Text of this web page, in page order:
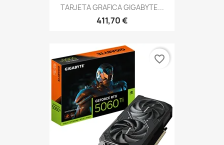
TARJETA GRAFICA GIGABYTE...
411,70 €
favorite_border